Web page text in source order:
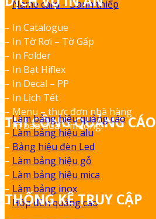
–Name card – Danh thiếp
– In Catalogue
– In Tờ Rơi – Tờ Gấp
– In Folder
– In Bạt Hiflex
– In Decal – PP
– In Lịch Tết
– Menu – thực đơn nhà hàng
– In bao đũa – muỗng.
THI CÔNG QUẢNG CÁO
–Làm bảng hiệu quảng cáo
– Làm bảng hiệu alu
– Bảng hiệu đèn Led
– Làm bảng hiệu gỗ
– Làm bảng hiệu mica
– Làm bảng inox
– Hộp đèn quảng cáo
THỐNG KÊ TRUY CẬP